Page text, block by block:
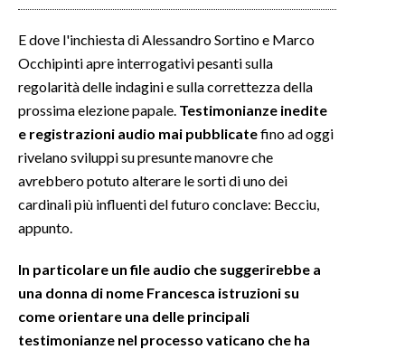
E dove l'inchiesta di Alessandro Sortino e Marco
Occhipinti apre interrogativi pesanti sulla
regolarità delle indagini e sulla correttezza della
prossima elezione papale. Testimonianze inedite
e registrazioni audio mai pubblicatefino ad oggi
rivelano sviluppi su presunte manovre che
avrebbero potuto alterare le sorti di uno dei
cardinali più influenti del futuro conclave: Becciu,
appunto.
In particolare un file audio che suggerirebbe a
una donna di nome Francesca istruzioni su
come orientare una delle principali
testimonianze nel processo vaticano che ha